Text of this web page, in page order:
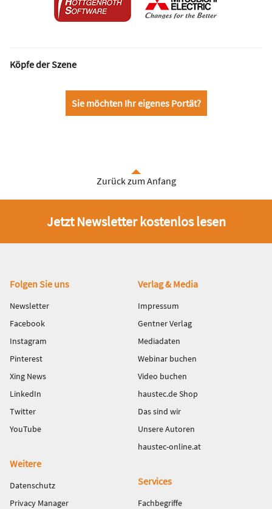
Köpfe der Szene
Sie möchten Ihr eigenes Portät?
Zurück zum Anfang
Jetzt Newsletter kostenlos lesen
Fußbereich
Folgen Sie uns
Newsletter
Facebook
Instagram
Pinterest
Xing News
LinkedIn
Twitter
YouTube
Verlag & Media
Impressum
Gentner Verlag
Mediadaten
Webinar buchen
Video buchen
haustec.de Shop
Das sind wir
Unsere Autoren
haustec-online.at
Weitere
Datenschutz
Privacy Manager
Services
Fachbegriffe